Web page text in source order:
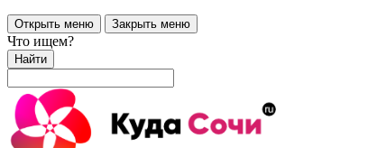
Открыть меню Закрыть меню
Что ищем?
Найти